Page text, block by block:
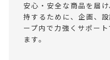
安心・安全な商品を届
持するために、企画、
ープ内で力強くサポー
ます。